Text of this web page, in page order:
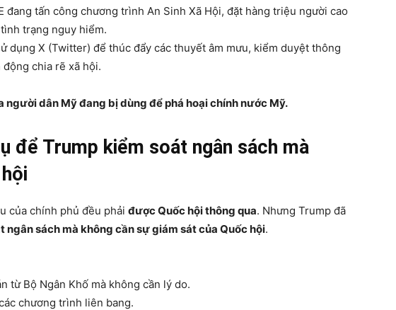
đang tấn công chương trình An Sinh Xã Hội, đặt hàng triệu người cao
trạng nguy hiểm.
dụng X (Twitter) để thúc đẩy các thuyết âm mưu, kiểm duyệt thông
chia rẽ xã hội.
người dân Mỹ đang bị dùng để phá hoại chính nước Mỹ.
để Trump kiểm soát ngân sách mà
của chính phủ đều phải được Quốc hội thông qua. Nhưng Trump đã
ngân sách mà không cần sự giám sát của Quốc hội.
từ Bộ Ngân Khố mà không cần lý do.
chương trình liên bang.